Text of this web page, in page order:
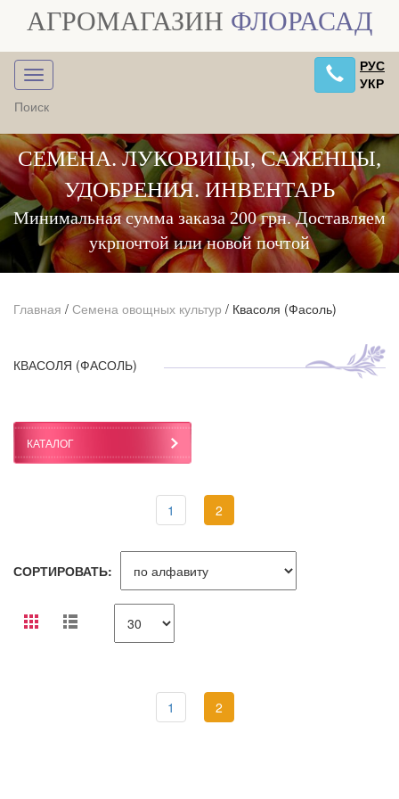
АГРОМАГАЗИН ФЛОРАСАД
РУС
УКР
СЕМЕНА. ЛУКОВИЦЫ, САЖЕНЦЫ,
УДОБРЕНИЯ. ИНВЕНТАРЬ
Минимальная сумма заказа 200 грн. Доставляем
укрпочтой или новой почтой
Главная / Семена овощных культур / Квасоля (Фасоль)
КВАСОЛЯ (ФАСОЛЬ)
КАТАЛОГ
1 2
СОРТИРОВАТЬ:
1 2